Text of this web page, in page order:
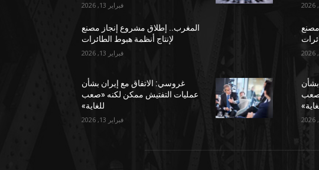
فبراير 13, 2026
المغرب.. إطلاق مشروع إنجاز مصنع
لإنتاج أنظمة هبوط الطائرات
فبراير 13, 2026
غروسي: الاتفاق مع إيران بشأن
عمليات التفتيش ممكن لكنه «صعب
للغاية»
فبراير 13, 2026